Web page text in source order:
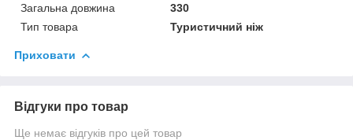
Загальна довжина
330
Тип товара
Туристичний ніж
Приховати
Відгуки про товар
Ще немає відгуків про цей товар